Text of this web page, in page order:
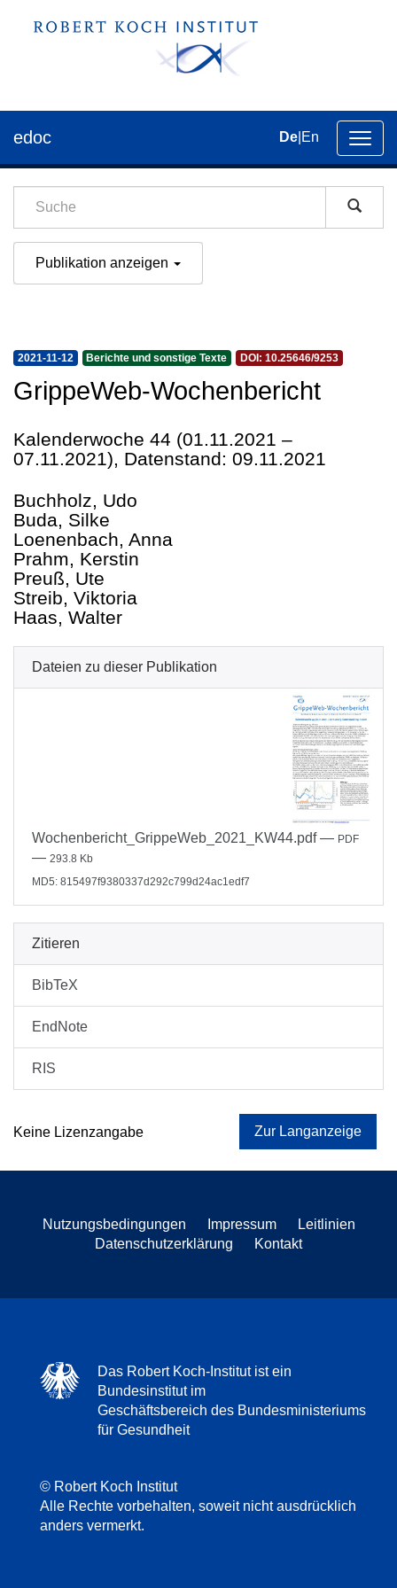
der
edoc De En
Publikation anzeigen
2021-11-12 Berichte und sonstige Texte DOI: 10.25646/9253
GrippeWeb-Wochenbericht
Kalenderwoche 44 (01.11.2021 –
07.11.2021), Datenstand: 09.11.2021
Buchholz, Udo
Buda, Silke
Loenenbach, Anna
Prahm, Kerstin
Preuß, Ute
Streib, Viktoria
Haas, Walter
Dateien zu dieser Publikation
Wochenbericht_GrippeWeb_2021_KW44.pdf— PDF
— 293.8 Kb
MD5: 815497f9380337d292c799d24ac1edf7
Zitieren
BibTeX
EndNote
RIS
Keine Lizenzangabe Zur Langanzeige
Nutzungsbedingungen Impressum
Leitlinien
Datenschutzerklärung
Kontakt
Das Robert Koch-Institut ist ein
Bundesinstitut im
Geschäftsbereich des Bundesministeriums
für Gesundheit
© Robert Koch Institut
Alle Rechte vorbehalten, soweit nicht ausdrücklich
anders vermerkt.